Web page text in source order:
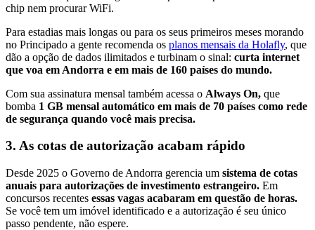
chip nem procurar WiFi.
Para estadias mais longas ou para os seus primeiros meses morando
no Principado a gente recomenda os planos mensais da Holafly, que
dão a opção de dados ilimitados e turbinam o sinal: curta internet
que voa em Andorra e em mais de 160 países do mundo.
Com sua assinatura mensal também acessa o Always On, que
bomba 1 GB mensal automático em mais de 70 países como rede
de segurança quando você mais precisa.
3. As cotas de autorização acabam rápido
Desde 2025 o Governo de Andorra gerencia um sistema de cotas
anuais para autorizações de investimento estrangeiro. Em
concursos recentes essas vagas acabaram em questão de horas.
Se você tem um imóvel identificado e a autorização é seu único
passo pendente, não espere.